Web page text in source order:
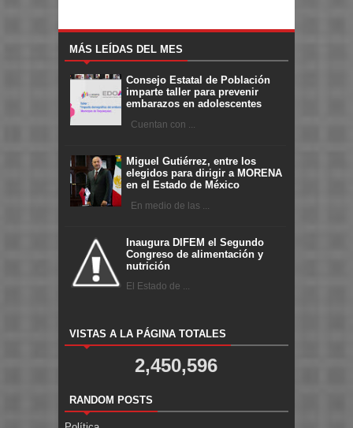
MÁS LEÍDAS DEL MES
Consejo Estatal de Población
imparte taller para prevenir
embarazos en adolescentes
Cuentan con ...
Miguel Gutiérrez, entre los
elegidos para dirigir a MORENA
en el Estado de México
En medio de las ...
Inaugura DIFEM el Segundo
Congreso de alimentación y
nutrición
El Estado de ...
VISTAS A LA PÁGINA TOTALES
2,450,596
RANDOM POSTS